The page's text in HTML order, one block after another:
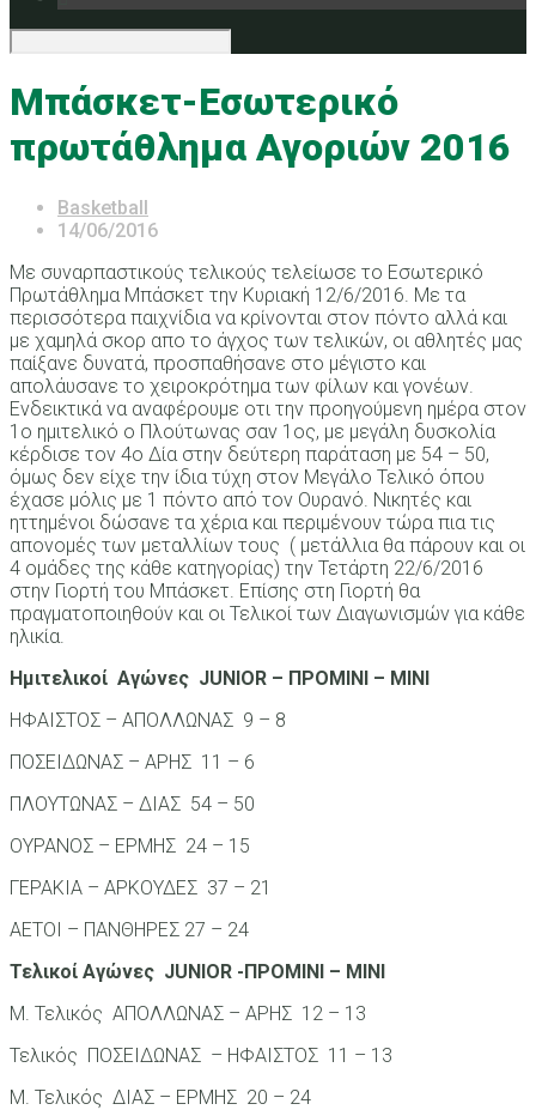
Μπάσκετ-Εσωτερικό
πρωτάθλημα Αγοριών 2016
Basketball
14/06/2016
Με συναρπαστικούς τελικούς τελείωσε το Εσωτερικό
Πρωτάθλημα Μπάσκετ την Κυριακή 12/6/2016. Με τα
περισσότερα παιχνίδια να κρίνονται στον πόντο αλλά και
με χαμηλά σκορ απο το άγχος των τελικών, οι αθλητές μας
παίξανε δυνατά, προσπαθήσανε στο μέγιστο και
απολάυσανε το χειροκρότημα των φίλων και γονέων.
Ενδεικτικά να αναφέρουμε οτι την προηγούμενη ημέρα στον
1ο ημιτελικό ο Πλούτωνας σαν 1ος, με μεγάλη δυσκολία
κέρδισε τον 4ο Δία στην δεύτερη παράταση με 54 – 50,
όμως δεν είχε την ίδια τύχη στον Μεγάλο Τελικό όπου
έχασε μόλις με 1 πόντο από τον Ουρανό. Νικητές και
ηττημένοι δώσανε τα χέρια και περιμένουν τώρα πια τις
απονομές των μεταλλίων τους ( μετάλλια θα πάρουν και οι
4 ομάδες της κάθε κατηγορίας) την Τετάρτη 22/6/2016
στην Γιορτή του Μπάσκετ. Επίσης στη Γιορτή θα
πραγματοποιηθούν και οι Τελικοί των Διαγωνισμών για κάθε
ηλικία.
Ημιτελικοί Αγώνες JUNIOR – ΠΡΟΜΙΝΙ – ΜΙΝΙ
ΗΦΑΙΣΤΟΣ – ΑΠΟΛΛΩΝΑΣ 9 – 8
ΠΟΣΕΙΔΩΝΑΣ – ΑΡΗΣ 11 – 6
ΠΛΟΥΤΩΝΑΣ – ΔΙΑΣ 54 – 50
ΟΥΡΑΝΟΣ – ΕΡΜΗΣ 24 – 15
ΓΕΡΑΚΙΑ – ΑΡΚΟΥΔΕΣ 37 – 21
ΑΕΤΟΙ – ΠΑΝΘΗΡΕΣ 27 – 24
Τελικοί Αγώνες JUNIOR -ΠΡΟΜΙΝΙ – ΜΙΝΙ
Μ. Τελικός ΑΠΟΛΛΩΝΑΣ – ΑΡΗΣ 12 – 13
Τελικός ΠΟΣΕΙΔΩΝΑΣ – ΗΦΑΙΣΤΟΣ 11 – 13
Μ. Τελικός ΔΙΑΣ – ΕΡΜΗΣ 20 – 24